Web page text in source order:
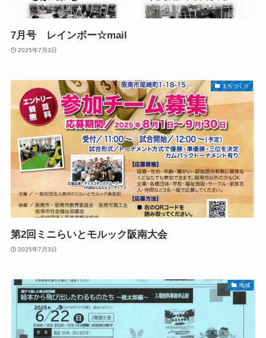
7月号 レインボー☆mail
2025年7月3日
まちづくり
第2回ミニらいとモルック阪南大会
2025年7月3日
地域